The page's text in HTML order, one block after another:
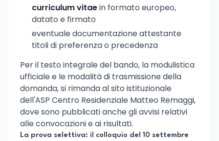
curriculum vitaein formato europeo,
datato e firmato
eventuale documentazione attestante
titoli di preferenza o precedenza
Per il testo integrale del bando, la modulistica
ufficiale e le modalità di trasmissione della
domanda, si rimanda al sito istituzionale
dell'ASP Centro Residenziale Matteo Remaggi,
dove sono pubblicati anche gli avvisi relativi
alle convocazioni e ai risultati.
La prova selettiva: il colloquio del 10 settembre